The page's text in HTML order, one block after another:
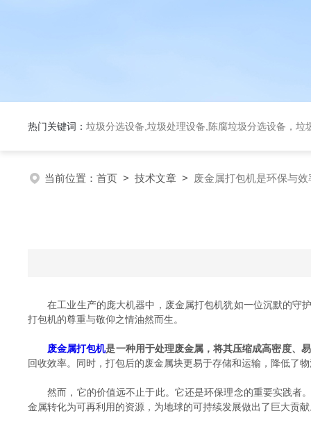
热门关键词： 垃圾分选设备,垃圾处理设备,陈腐垃圾分选设备，垃
当前位置： 首页 > 技术文章 > 废金属打包机是环保与
在工业生产的庞大机器中，废金属打包机犹如一位沉默的守护
打包机的尊重与敬仰之情油然而生。
废金属打包机是一种用于处理废金属，将其压缩成高密度、
回收效率。同时，打包后的废金属块更易于存储和运输，降低了
然而，它的价值远不止于此。它还是环保理念的重要实践者。
金属转化为可再利用的资源，为地球的可持续发展做出了巨大贡